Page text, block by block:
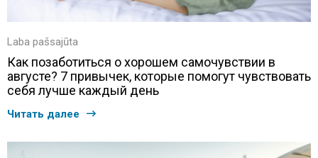
Laba pašsajūta
Как позаботиться о хорошем самочувствии в
августе? 7 привычек, которые помогут чувствовать
себя лучше каждый день
Читать далее